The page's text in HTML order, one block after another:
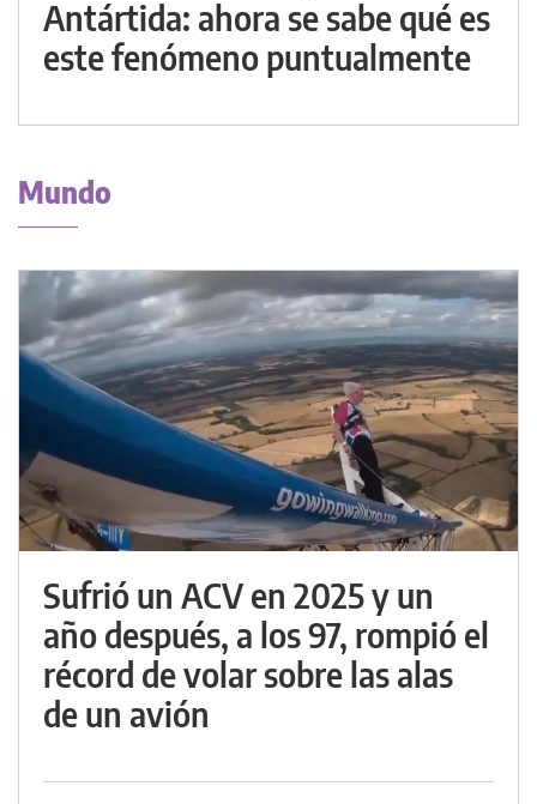
Antártida: ahora se sabe qué es
este fenómeno puntualmente
Mundo
Sufrió un ACV en 2025 y un
año después, a los 97, rompió el
récord de volar sobre las alas
de un avión